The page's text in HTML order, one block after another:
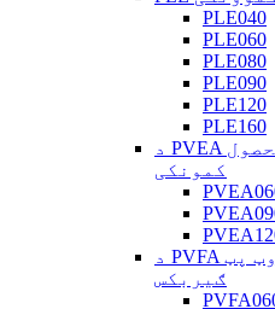
PLE040
PLE060
PLE080
PLE090
PLE120
PLE160
د PVEA ښي زاویه ګردي فلانج محصول
کمونکی
د PVFA ښي زاویه میتودلینډ آوټ پټ
ګیربکس